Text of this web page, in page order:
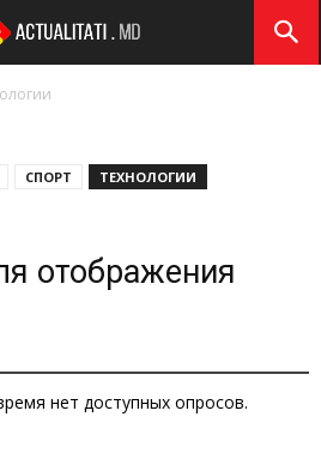
СПОРТ ТЕХНОЛОГИИ
отображения
нет доступных опросов.